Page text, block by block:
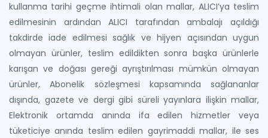
kullanma tarihi geçme ihtimali olan mallar, ALICI’ya teslim
edilmesinin ardından ALICI tarafından ambalajı açıldığı
takdirde iade edilmesi sağlık ve hijyen açısından uygun
olmayan ürünler, teslim edildikten sonra başka ürünlerle
karışan ve doğası gereği ayrıştırılması mümkün olmayan
ürünler, Abonelik sözleşmesi kapsamında sağlananlar
dışında, gazete ve dergi gibi süreli yayınlara ilişkin mallar,
Elektronik ortamda anında ifa edilen hizmetler veya
tüketiciye anında teslim edilen gayrimaddi mallar, ile ses